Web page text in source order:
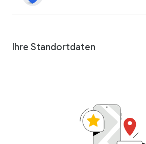
Ihre Standortdaten